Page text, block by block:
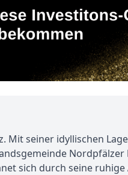
Mit seiner idyllischen
Nordpfälzer
sich durch seine